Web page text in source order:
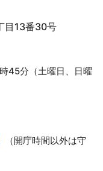
13番30号
45分（土曜日、日曜
（開庁時間以外は守